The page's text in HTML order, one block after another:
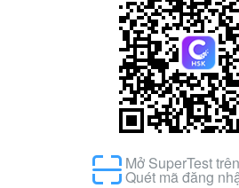
Mở SuperTest
Quét mã đăng